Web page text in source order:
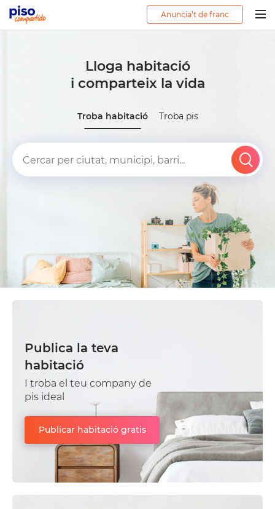
Anuncia’t de franc
Lloga habitació
i comparteix la vida
Troba habitació Troba pis
Publica la teva
habitació
I troba el teu company de
pis ideal
Publicar habitació gratis